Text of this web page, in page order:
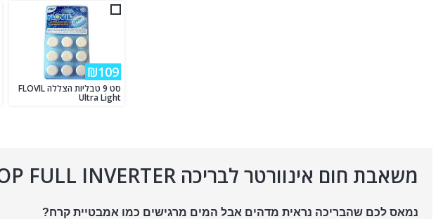
₪109
סט 9 טבליות הצללה FLOVIL
Ultra Light
משאבת חום אינוורטר לבריכה 21KW KT21 TOP FULL INVERTER – כוח אדיר לבריכות גדולות
נמאס לכם שהבריכה נראית מדהים אבל המים מרגישים כמו אמבטיית קרח?